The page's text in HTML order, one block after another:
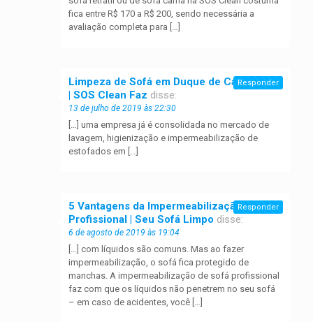
fica entre R$ 170 a R$ 200, sendo necessária a
avaliação completa para […]
Limpeza de Sofá em Duque de Caxias - RJ
| SOS Clean Faz disse:
13 de julho de 2019 às 22:30
[…] uma empresa já é consolidada no mercado de
lavagem, higienização e impermeabilização de
estofados em […]
Responder
5 Vantagens da Impermeabilização de Sofá
Profissional | Seu Sofá Limpo disse:
6 de agosto de 2019 às 19:04
[…] com líquidos são comuns. Mas ao fazer
impermeabilização, o sofá fica protegido de
manchas. A impermeabilização de sofá profissional
faz com que os líquidos não penetrem no seu sofá
– em caso de acidentes, você […]
Responder